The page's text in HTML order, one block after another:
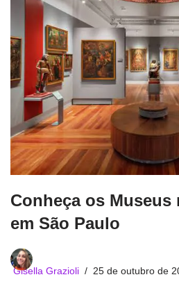
Conheça os
em São Paulo
Gisella Grazioli 25 de outubro de